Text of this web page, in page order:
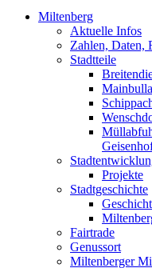
Miltenberg
Aktuelle Infos
Zahlen, Daten,
Stadtteile
Projekte
Stadtgeschichte
Fairtrade
Genussort
Miltenberger